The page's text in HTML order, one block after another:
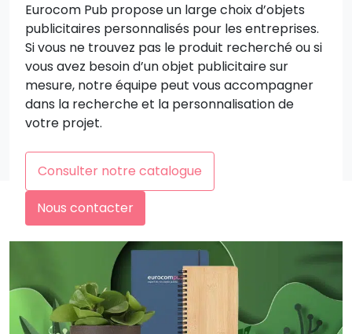
Eurocom Pub propose un large choix d’objets
publicitaires personnalisés pour les entreprises.
Si vous ne trouvez pas le produit recherché ou si
vous avez besoin d’un objet publicitaire sur
mesure, notre équipe peut vous accompagner
dans la recherche et la personnalisation de
votre projet.
Consulter notre catalogue
Nous contacter